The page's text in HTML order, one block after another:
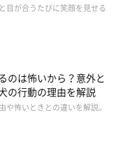
目が合うたびに笑顔を見せる
のは怖いから？意外と
の行動の理由を解説
や怖いときとの違いを解説。